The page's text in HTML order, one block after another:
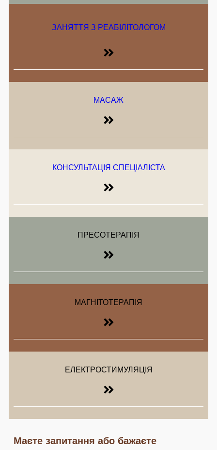
ЗАНЯТТЯ З РЕАБІЛІТОЛОГОМ
МАСАЖ
КОНСУЛЬТАЦІЯ СПЕЦІАЛІСТА
ПРЕСОТЕРАПІЯ
МАГНІТОТЕРАПІЯ
ЕЛЕКТРОСТИМУЛЯЦІЯ
Маєте запитання або бажаєте